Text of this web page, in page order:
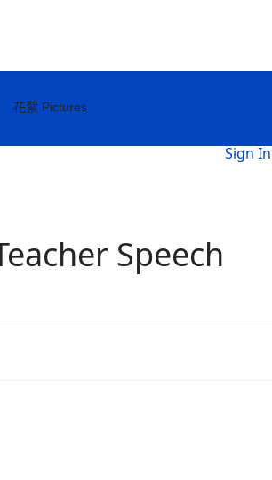
花絮 Pictures
Sign In
Speech